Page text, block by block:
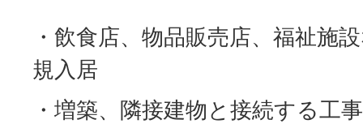
・ 飲食店、物品販売店、福祉施
規入居
・増築、隣接建物と接続する